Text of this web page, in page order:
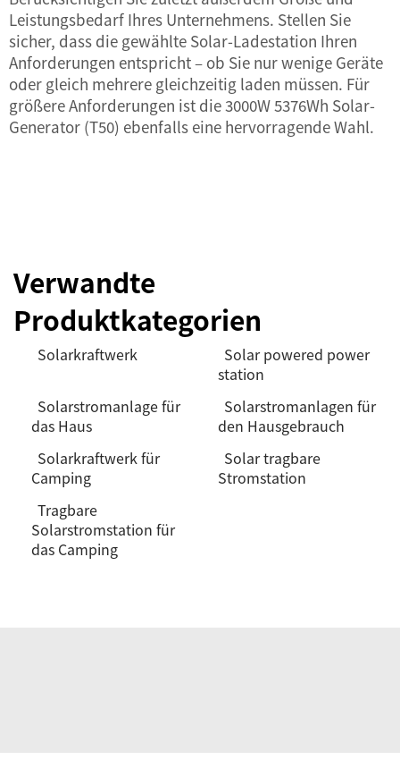
Leistungsbedarf Ihres Unternehmens. Stellen Sie
sicher, dass die gewählte Solar-Ladestation Ihren
Anforderungen entspricht – ob Sie nur wenige Geräte
oder gleich mehrere gleichzeitig laden müssen. Für
größere Anforderungen ist die3000W 5376Wh Solar-
Generator (T50) ebenfalls eine hervorragende Wahl.
Verwandte
Produktkategorien
Solarkraftwerk
Solar powered power
station
Solarstromanlage für
das Haus
Solarstromanlagen für
den Hausgebrauch
Solarkraftwerk für
Camping
Solar tragbare
Stromstation
Tragbare
Solarstromstation für
das Camping